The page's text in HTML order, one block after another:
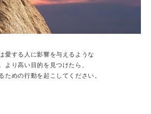
愛する人に影響を与えるような
より高い目的を見つけたら、
ための行動を起こしてください。